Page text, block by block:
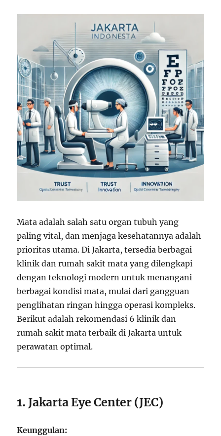
Mata adalah salah satu organ tubuh yang
paling vital, dan menjaga kesehatannya adalah
prioritas utama. Di Jakarta, tersedia berbagai
klinik dan rumah sakit mata yang dilengkapi
dengan teknologi modern untuk menangani
berbagai kondisi mata, mulai dari gangguan
penglihatan ringan hingga operasi kompleks.
Berikut adalah rekomendasi 6 klinik dan
rumah sakit mata terbaik di Jakarta untuk
perawatan optimal.
1. Jakarta Eye Center (JEC)
Keunggulan: